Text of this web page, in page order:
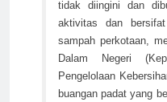
tidak diingini dan
aktivitas dan
sampah perkotaan,
Dalam Negeri
Pengelolaan
buangan padat yang